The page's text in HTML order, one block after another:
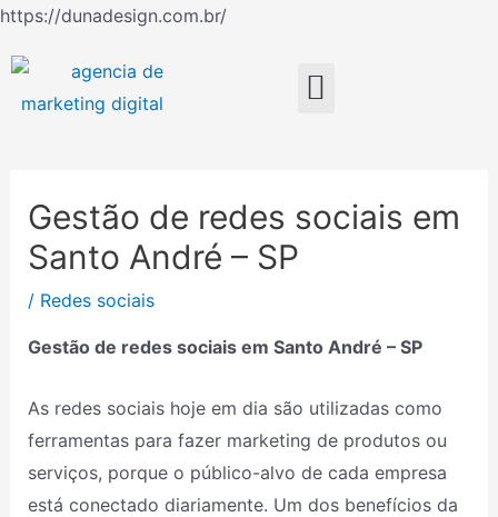
https://dunadesign.com.br/Ir
Menu
Gestão de redes sociais em
Santo André – SP
/ Redes sociais
Gestão de redes sociais em Santo André – SP
As redes sociais hoje em dia são utilizadas como
ferramentas para fazer marketing de produtos ou
serviços, porque o público-alvo de cada empresa
está conectado diariamente. Um dos benefícios da
de
Post